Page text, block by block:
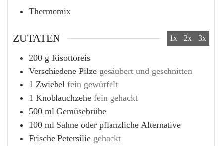
Thermomix
ZUTATEN 1x 2x 3x
200 g Risottoreis
Verschiedene Pilze gesäubert und geschnitten
1 Zwiebel fein gewürfelt
1 Knoblauchzehe fein gehackt
500 ml Gemüsebrühe
100 ml Sahne oder pflanzliche Alternative
Frische Petersilie gehackt